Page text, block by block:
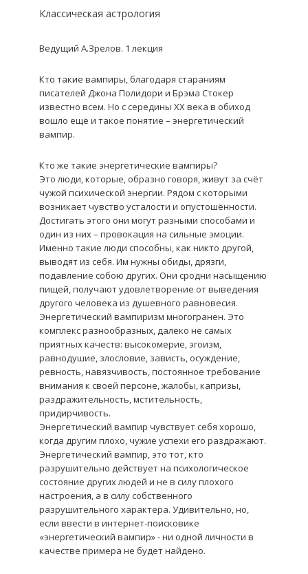
Классическая астрология
Ведущий А.Зрелов. 1 лекция
Кто такие вампиры, благодаря стараниям
писателей Джона Полидори и Брэма Стокер
известно всем. Но с середины XX века в обиход
вошло ещё и такое понятие – энергетический
вампир.
Кто же такие энергетические вампиры?
Это люди, которые, образно говоря, живут за счёт
чужой психической энергии. Рядом с которыми
возникает чувство усталости и опустошённости.
Достигать этого они могут разными способами и
один из них – провокация на сильные эмоции.
Именно такие люди способны, как никто другой,
выводят из себя. Им нужны обиды, дрязги,
подавление собою других. Они сродни насыщению
пищей, получают удовлетворение от выведения
другого человека из душевного равновесия.
Энергетический вампиризм многогранен. Это
комплекс разнообразных, далеко не самых
приятных качеств: высокомерие, эгоизм,
равнодушие, злословие, зависть, осуждение,
ревность, навязчивость, постоянное требование
внимания к своей персоне, жалобы, капризы,
раздражительность, мстительность,
придирчивость.
Энергетический вампир чувствует себя хорошо,
когда другим плохо, чужие успехи его раздражают.
Энергетический вампир, это тот, кто
разрушительно действует на психологическое
состояние других людей и не в силу плохого
настроения, а в силу собственного
разрушительного характера. Удивительно, но,
если ввести в интернет-поисковике
«энергетический вампир» - ни одной личности в
качестве примера не будет найдено.